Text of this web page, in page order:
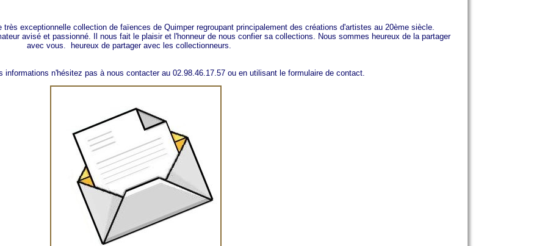
très exceptionnelle collection de faïences de Quimper regroupant principalement des créations d'artistes au 20ème siècle.
avisé et passionné. Il nous fait le plaisir et l'honneur de nous confier sa collections. Nous sommes heureux de la partager
avec vous. heureux de partager avec les collectionneurs.
informations n'hésitez pas à nous contacter au 02.98.46.17.57 ou en utilisant le formulaire de contact.